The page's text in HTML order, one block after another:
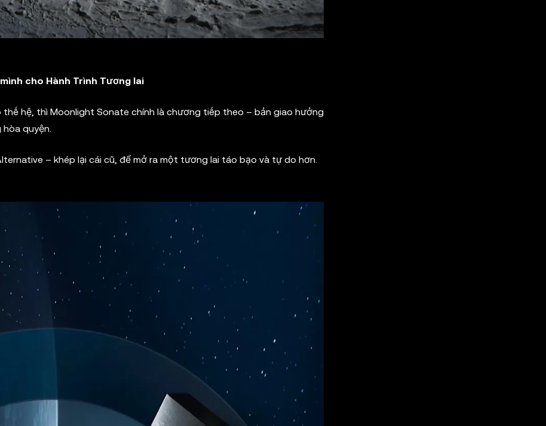
cho Hành Trình Tương lai
thế hệ, thì Moonlight Sonate chính là chương tiếp theo – bản giao hưởng
quyện.
– khép lại cái cũ, để mở ra một tương lai táo bạo và tự do hơn.